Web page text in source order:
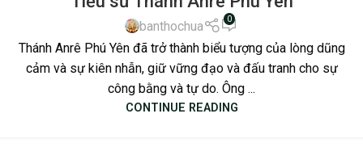
banthochua 0
Thánh Anrê Phú Yên đã trở thành biểu tượng của lòng dũng
cảm và sự kiên nhẫn, giữ vững đạo và đấu tranh cho sự
công bằng và tự do. Ông ...
CONTINUE READING